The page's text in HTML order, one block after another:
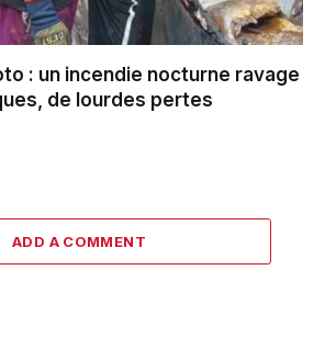
: un incendie nocturne ravage
de lourdes pertes
ADD A COMMENT